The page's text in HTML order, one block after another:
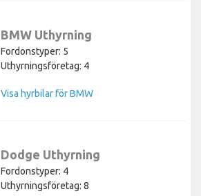
BMW Uthyrning
Fordonstyper: 5
Uthyrningsföretag: 4
Visa hyrbilar för BMW
Dodge Uthyrning
Fordonstyper: 4
Uthyrningsföretag: 8